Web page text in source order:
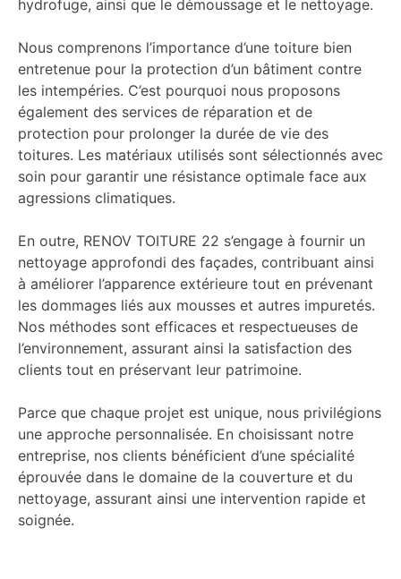
hydrofuge, ainsi que le démoussage et le nettoyage.
Nous comprenons l’importance d’une toiture bien
entretenue pour la protection d’un bâtiment contre
les intempéries. C’est pourquoi nous proposons
également des services de réparation et de
protection pour prolonger la durée de vie des
toitures. Les matériaux utilisés sont sélectionnés avec
soin pour garantir une résistance optimale face aux
agressions climatiques.
En outre, RENOV TOITURE 22 s’engage à fournir un
nettoyage approfondi des façades, contribuant ainsi
à améliorer l’apparence extérieure tout en prévenant
les dommages liés aux mousses et autres impuretés.
Nos méthodes sont efficaces et respectueuses de
l’environnement, assurant ainsi la satisfaction des
clients tout en préservant leur patrimoine.
Parce que chaque projet est unique, nous privilégions
une approche personnalisée. En choisissant notre
entreprise, nos clients bénéficient d’une spécialité
éprouvée dans le domaine de la couverture et du
nettoyage, assurant ainsi une intervention rapide et
soignée.